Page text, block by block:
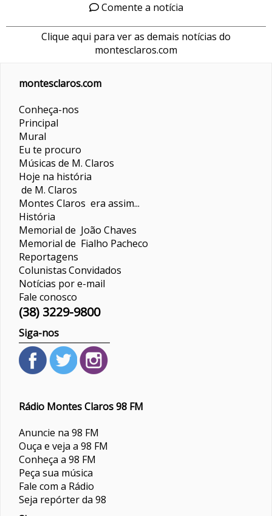
Comente a notícia
Clique aqui para ver as demais notícias do
montesclaros.com
montesclaros.com
Conheça-nos
Principal
Mural
Eu te procuro
Músicas de M. Claros
Hoje na história
de M. Claros
Montes Claros era assim...
História
Memorial de João Chaves
Memorial de Fialho Pacheco
Reportagens
ColunistasConvidados
Notícias por e-mail
Fale conosco
(38) 3229-9800
Siga-nos
Rádio Montes Claros 98 FM
Anuncie na 98 FM
Ouça e veja a 98 FM
Conheça a 98 FM
Peça sua música
Fale com a Rádio
Seja repórter da 98